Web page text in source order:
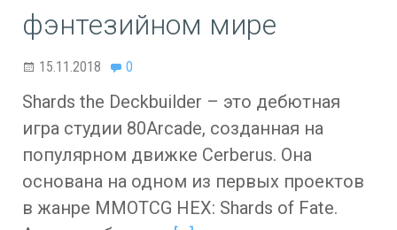
фэнтезийном мире
15.11.2018 0
Shards the Deckbuilder – это дебютная
игра студии 80Arcade, созданная на
популярном движке Cerberus. Она
основана на одном из первых проектов
в жанре MMOTCG HEX: Shards of Fate.